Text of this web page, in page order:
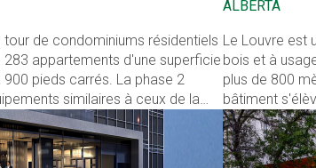
tour de condominiums résidentiels
appartements d'une superficie
pieds carrés. La phase 2
similaires à ceux de la
sont des structures en béton
béton préfabriqué et des
préfabriqués avec des
ALBERTA
Le Louvre est
bois et à
plus de 800
bâtiment
niveau de
parking